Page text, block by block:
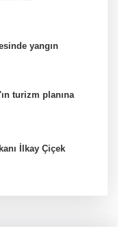
yangın
turizm planına
İlkay Çiçek